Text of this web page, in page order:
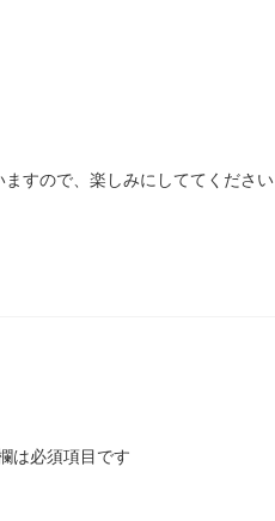
すので、楽しみにしててください
は必須項目です